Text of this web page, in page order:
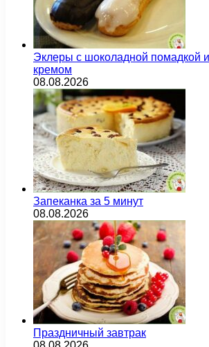
Эклеры с шоколадной помадкой
кремом
08.08.2026
Запеканка за 5 минут
08.08.2026
Праздничный завтрак